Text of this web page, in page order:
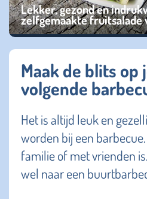
Lekker, gezond en
zelfgemaakte fruitsalade
Maak de blits op
volgende
Het is altijd leuk en
worden bij een
familie of met vrienden
wel naar een